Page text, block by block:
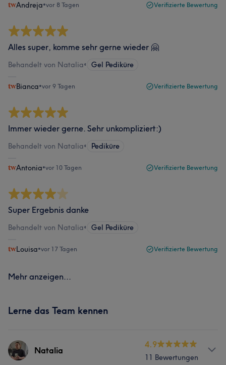
Andreja•vor 8 Tagen Verifizierte Bewertung
Alles super, komme sehr gerne wieder 🤗
Behandelt von Natalia• Gel Pediküre
Bianca•vor 9 Tagen Verifizierte Bewertung
Immer wieder gerne. Sehr unkompliziert:)
Behandelt von Natalia• Pediküre
Antonia•vor 10 Tagen Verifizierte Bewertung
Super Ergebnis danke
Behandelt von Natalia• Gel Pediküre
Louisa•vor 17 Tagen Verifizierte Bewertung
Mehr anzeigen...
Lerne das Team kennen
Natalia
4.9
11 Bewertungen